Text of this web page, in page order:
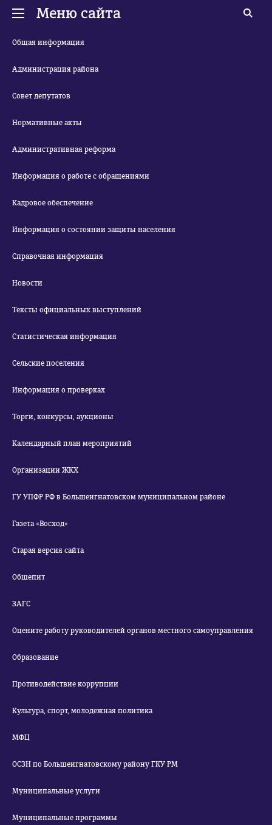
Меню сайта
Общая информация
Администрация района
Совет депутатов
Нормативные акты
Административная реформа
Информация о работе с обращениями
Кадровое обеспечение
Информация о состоянии защиты населения
Справочная информация
Новости
Тексты официальных выступлений
Статистическая информация
Сельские поселения
Информация о проверках
Торги, конкурсы, аукционы
Календарный план мероприятий
Организации ЖКХ
ГУ УПФР РФ в Большеигнатовском муниципальном районе
Газета «Восход»
Старая версия сайта
Общепит
ЗАГС
Оцените работу руководителей органов местного самоуправления
Образование
Противодействие коррупции
Культура, спорт, молодежная политика
МФЦ
ОСЗН по Большеигнатовскому району ГКУ РМ
Муниципальные услуги
Муниципальные программы